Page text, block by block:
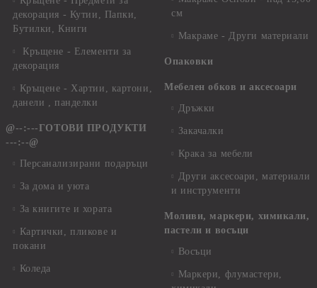
декорация - Кутии, Папки,
Бутилки, Книги
Кръщене - Елементи за
декорация
Кръщене - Хартии, картони,
данели , панделки
@--:---ГОТОВИ ПРОДУКТИ
---:--@
Персанализирани подаръци
За дома и уюта
За книгите и хората
Картички, пликове и
покани
Коледа
см
Макраме - Други материали
Опаковки
Мебелен обков и аксесоари
Дръжки
Закачалки
Крака за мебели
Други аксесоари, материали
и инструменти
Моливи, маркери, химикали,
пастели и восъци
Восъци
Маркери, флумастери,